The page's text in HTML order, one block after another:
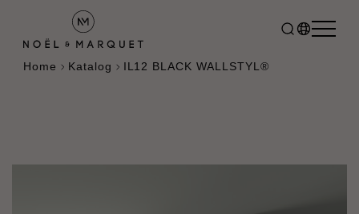
Home Katalog IL12 BLACK WALLSTYL®